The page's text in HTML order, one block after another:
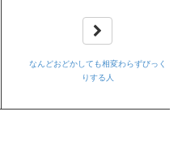
なんどおどかしても相変わらずびっく
りする人